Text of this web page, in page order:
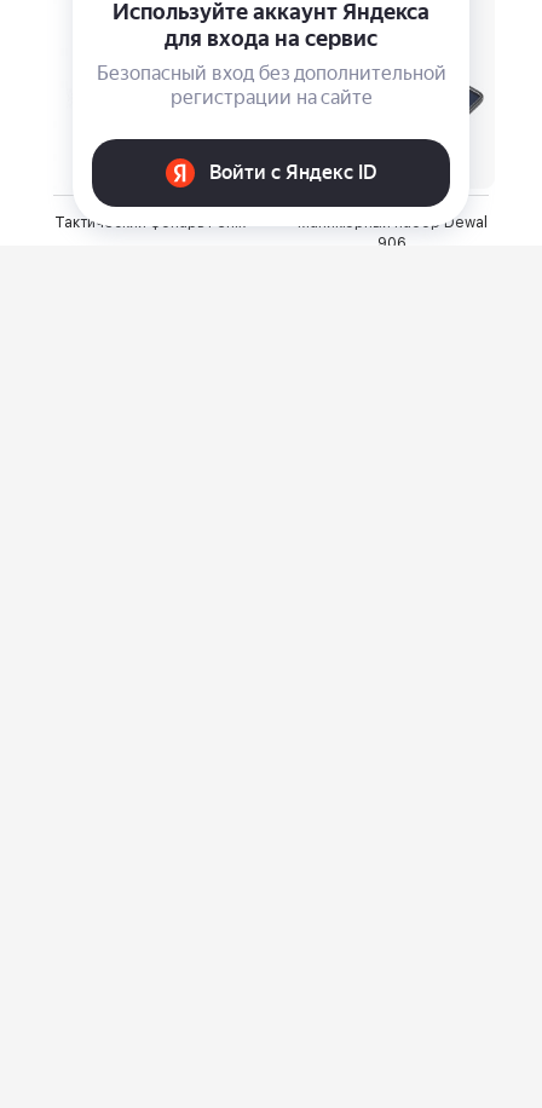
Тактический фонарь Fenix
Маникюрный набор Dewal
906